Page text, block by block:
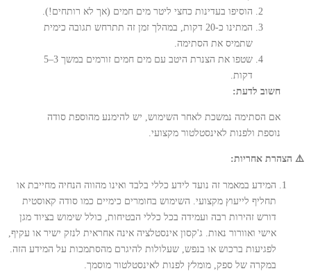
הוסיפו בעדינות כחצי ליטר מים חמים (אך לא רותחים!).
המתינו כ-20 דקות, במהלך זמן זה תתרחש תגובה כימית
שתמיס את הסתימה.
שטפו את הצנרת היטב עם מים חמים זורמים במשך 3–5
דקות.
חשוב לדעת:
אם הסתימה נמשכת לאחר השימוש, יש להימנע מהוספת סודה
נוספת ולפנות לאינסטלטור מקצועי.
⚠️ הצהרת אחריות:
המידע במאמר זה נועד לידע כללי בלבד ואינו מהווה הנחיה מחייבת או
תחליף לייעוץ מקצועי. השימוש בחומרים כימיים כמו סודה קאוסטית
דורש זהירות רבה ועמידה בכל כללי הבטיחות, כולל שימוש בציוד מגן
אישי ואוורור נאות. ג'קסון אינסטלציה אינה אחראית לנזק ישיר או עקיף,
לפגיעות ברכוש או בנפש, שעלולות להיגרם מהסתמכות על המידע הזה.
במקרה של ספק, מומלץ לפנות לאינסטלטור מוסמך.